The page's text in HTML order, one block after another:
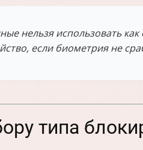
нельзя использовать
если биометрия не
типа